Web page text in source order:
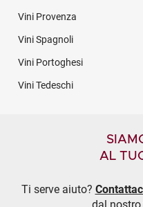
Vini Provenza
Vini Spagnoli
Vini Portoghesi
Vini Tedeschi
AL
Ti serve aiuto?